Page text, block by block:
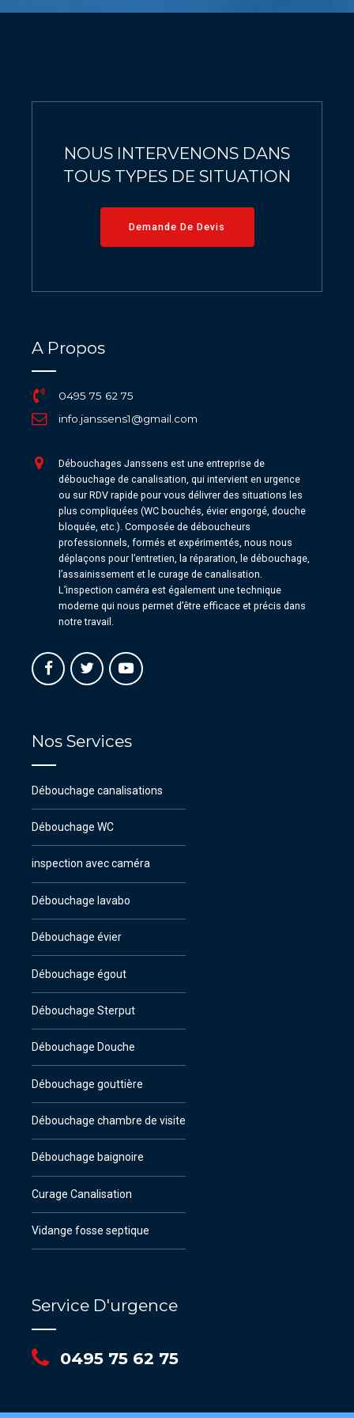
9
NOUS INTERVENONS DANS
TOUS TYPES DE SITUATION
Demande De Devis
A Propos
0495 75 62 75
info.janssens1@gmail.com
Débouchages Janssens est une entreprise de
débouchage de canalisation, qui intervient en urgence
ou sur RDV rapide pour vous délivrer des situations les
plus compliquées (WC bouchés, évier engorgé, douche
bloquée, etc.). Composée de déboucheurs
professionnels, formés et expérimentés, nous nous
déplaçons pour l’entretien, la réparation, le débouchage,
l’assainissement et le curage de canalisation.
L’inspection caméra est également une technique
moderne qui nous permet d’être efficace et précis dans
notre travail.
Nos Services
Débouchage canalisations
Débouchage WC
inspection avec caméra
Débouchage lavabo
Débouchage évier
Débouchage égout
Débouchage Sterput
Débouchage Douche
Débouchage gouttière
Débouchage chambre de visite
Débouchage baignoire
Curage Canalisation
Vidange fosse septique
Service D'urgence
0495 75 62 75